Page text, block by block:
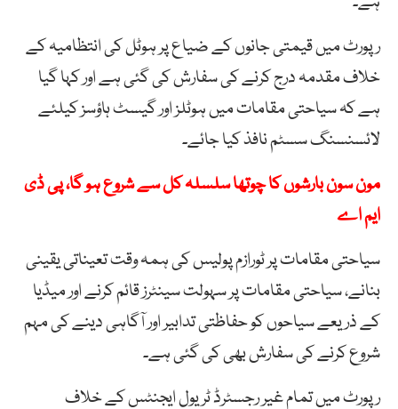
رپورٹ میں قیمتی جانوں کے ضیاع پر ہوٹل کی انتظامیہ کے
خلاف مقدمہ درج کرنے کی سفارش کی گئی ہے اور کہا گیا
ہے کہ سیاحتی مقامات میں ہوٹلز اور گیسٹ ہاؤسز کیلئے
لائسنسنگ سسٹم نافذ کیا جائے۔
مون سون بارشوں کا چوتھا سلسلہ کل سے شروع ہو گا، پی ڈی
ایم اے
سیاحتی مقامات پر ٹورازم پولیس کی ہمہ وقت تعیناتی یقینی
بنانے، سیاحتی مقامات پر سہولت سینٹرز قائم کرنے اور میڈیا
کے ذریعے سیاحوں کو حفاظتی تدابیر اور آگاہی دینے کی مہم
شروع کرنے کی سفارش بھی کی گئی ہے۔
رپورٹ میں تمام غیر رجسٹرڈ ٹریول ایجنٹس کے خلاف